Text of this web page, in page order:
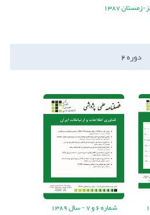
زمستان 1387
دوره2
شماره6 و7
-سال1389